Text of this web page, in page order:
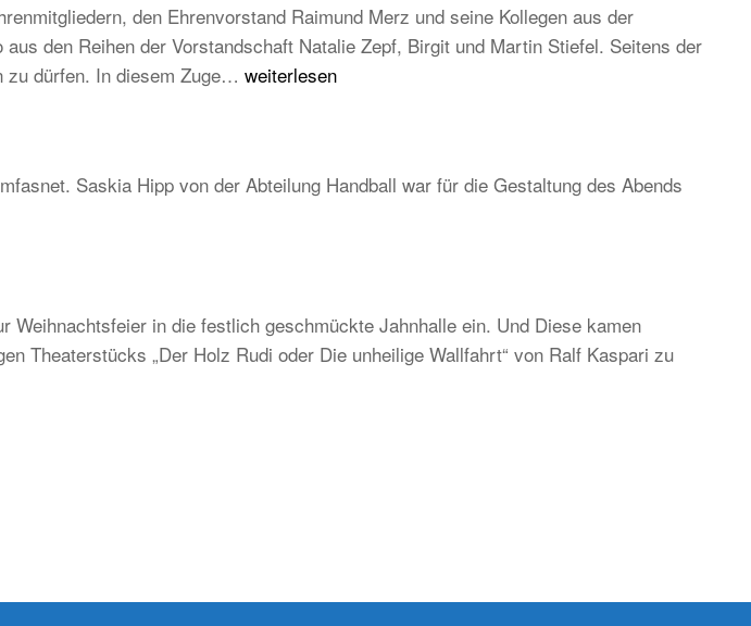
STB
Kindercup
Süd
den Ehrenvorstand Raimund Merz und seine Kollegen aus der
den Reihen der Vorstandschaft Natalie Zepf, Birgit und Martin Stiefel. Seitens der
zu dürfen. In diesem Zuge… TB
Beständig
jugend-
und
weiterlesen
Saskia Hipp von der Abteilung Handball war für die Gestaltung des Abends
in die festlich geschmückte Jahnhalle ein. Und Diese kamen
Theaterstücks „Der Holz Rudi oder Die unheilige Wallfahrt“ von Ralf Kaspari zu